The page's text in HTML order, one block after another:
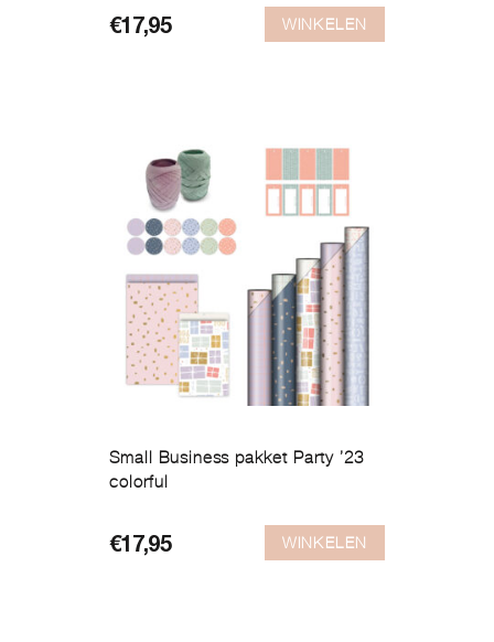
€17,95 WINKELEN
Small Business pakket Party ’23
colorful
€17,95 WINKELEN